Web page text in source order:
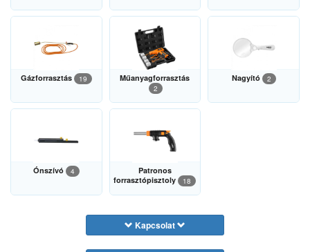
Gázforrasztás 19 Műanyagforrasztás
2
Nagyító 2
Ónszívó 4
Patronos
forrasztópisztoly
18
Kapcsolat